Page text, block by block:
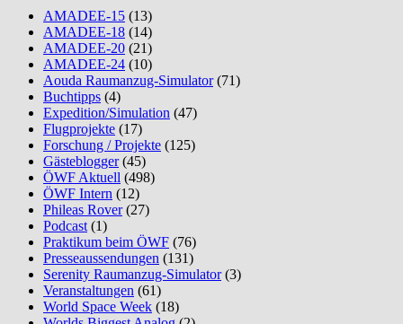
AMADEE-15 (13)
AMADEE-18 (14)
AMADEE-20 (21)
AMADEE-24 (10)
Aouda Raumanzug-Simulator(71)
Buchtipps (4)
Expedition/Simulation (47)
Flugprojekte (17)
Forschung / Projekte (125)
Gästeblogger(45)
ÖWF Aktuell (498)
ÖWF Intern (12)
Phileas Rover(27)
Podcast (1)
Praktikum beim ÖWF (76)
Presseaussendungen (131)
Serenity Raumanzug-Simulator(3)
Veranstaltungen (61)
World Space Week (18)